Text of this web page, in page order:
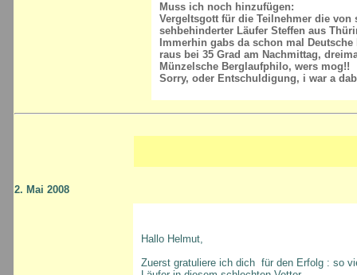
Muss ich noch hinzufügen:
Vergeltsgott für die Teilnehmer die
sehbehinderter Läufer Steffen aus
Immerhin gabs da schon mal
raus bei 35 Grad am Nachmittag,
Münzelsche Berglaufphilo, wers mog!!
Sorry, oder Entschuldigung, i war a
2. Mai 2008
Hallo Helmut,
Zuerst gratuliere ich dich für den Erfolg : so